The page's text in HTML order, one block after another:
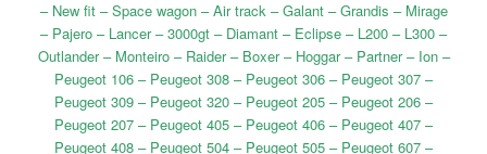
– New fit – Space wagon – Air track – Galant – Grandis – Mirage
– Pajero – Lancer – 3000gt – Diamant – Eclipse – L200 – L300 –
Outlander – Monteiro – Raider – Boxer – Hoggar – Partner – Ion –
Peugeot 106 – Peugeot 308 – Peugeot 306 – Peugeot 307 –
Peugeot 309 – Peugeot 320 – Peugeot 205 – Peugeot 206 –
Peugeot 207 – Peugeot 405 – Peugeot 406 – Peugeot 407 –
Peugeot 408 – Peugeot 504 – Peugeot 505 – Peugeot 607 –